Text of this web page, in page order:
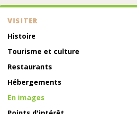
VISITER
Histoire
Tourisme et culture
Restaurants
Hébergements
En images